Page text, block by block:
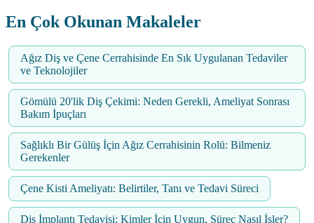
En Çok Okunan Makaleler
Ağız Diş ve Çene Cerrahisinde En Sık Uygulanan Tedaviler
ve Teknolojiler
Gömülü 20'lik Diş Çekimi: Neden Gerekli, Ameliyat Sonrası
Bakım İpuçları
Sağlıklı Bir Gülüş İçin Ağız Cerrahisinin Rolü: Bilmeniz
Gerekenler
Çene Kisti Ameliyatı: Belirtiler, Tanı ve Tedavi Süreci
Diş İmplantı Tedavisi: Kimler İçin Uygun, Süreç Nasıl İşler?